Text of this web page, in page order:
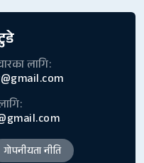
लागि:
गोपनीयता नीति